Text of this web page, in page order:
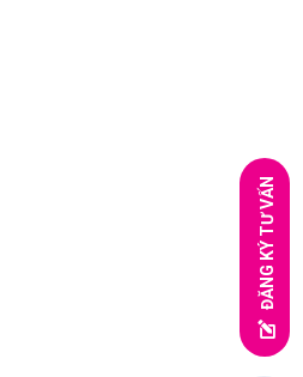
ĐĂNG KÝ TƯ VẤN